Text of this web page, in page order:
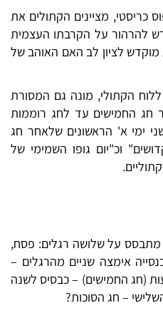
כריסטי, מציינים הקתולים את
להרהור על הקרבתו העצמית
לציון לב האם האוהב של
ללוח הקתולי, מונה גם המסורת
חג החמישים עד לחג רוממות
שני ימי א' הראשונים שלאחר חג
וכ"יום גופו השמימי של
על שלושה רגלים: פסח,
אימצה שניים מהרגלים –
(חג החמישים) – כבסיס לשנה
– חג הסוכות?